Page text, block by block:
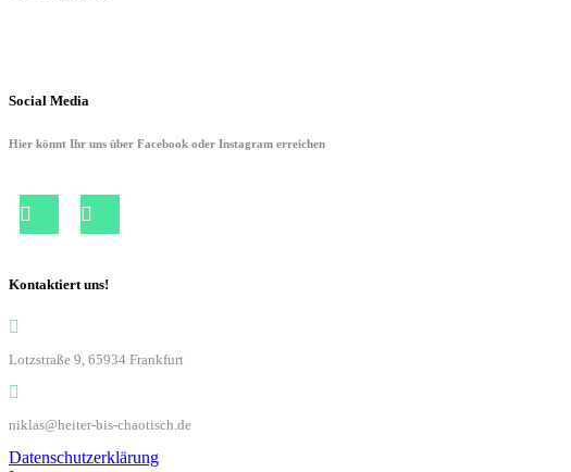
Social Media
Hier könnt Ihr uns über Facebook oder Instagram erreichen
Kontaktiert uns!
Lotzstraße 9, 65934 Frankfurt
niklas@heiter-bis-chaotisch.de
Datenschutzerklärung